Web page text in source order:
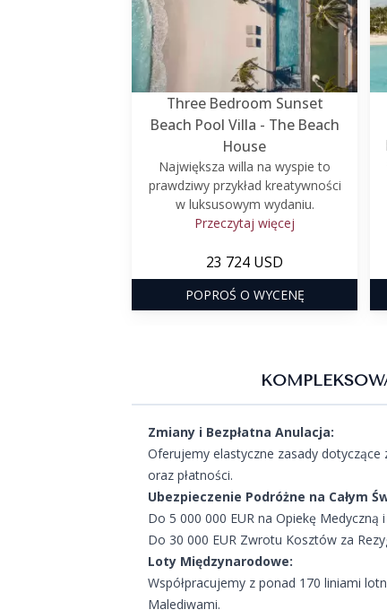
Three Bedroom Sunset
Beach Pool Villa - The Beach
House
Największa willa na wyspie to
prawdziwy przykład kreatywności
w luksusowym wydaniu.
Przeczytaj więcej
23 724 USD
POPROŚ O WYCENĘ
Zmiany i Bezpłatna Anulacja:
Oferujemy elastyczne zasady
oraz płatności.
Ubezpieczenie Podróżne na Całym
Do 5 000 000 EUR na Opiekę Medyczną
Do 30 000 EUR Zwrotu Kosztów za
Loty Międzynarodowe:
Współpracujemy z ponad 170 liniami
Malediwami.